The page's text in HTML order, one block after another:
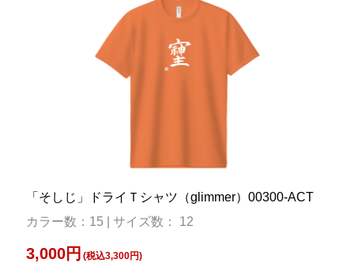
「そしじ」ドライＴシャツ（glimmer）00300-ACT
カラー数：15 | サイズ数： 12
3,000円 (税込3,300円)